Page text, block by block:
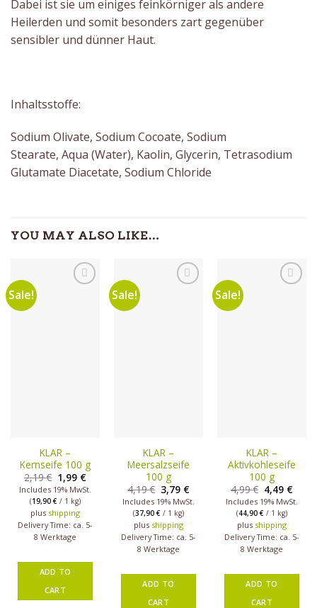
Dabei ist sie um einiges feinkörniger als andere
Heilerden und somit besonders zart gegenüber
sensibler und dünner Haut.
Inhaltsstoffe:
Sodium Olivate, Sodium Cocoate, Sodium
Stearate, Aqua (Water), Kaolin, Glycerin, Tetrasodium
Glutamate Diacetate, Sodium Chloride
YOU MAY ALSO LIKE…
Sale!
KLAR –
Kernseife 100 g
2,19€ 1,99 €
Includes 19% MwSt.
(19,90 € / 1 kg)
plus shipping
Delivery Time: ca. 5-
8 Werktage
ADD TO
CART
Sale!
KLAR –
Meersalzseife
100 g
4,19€ 3,79 €
Includes 19% MwSt.
(37,90 € / 1 kg)
plus shipping
Delivery Time: ca. 5-
8 Werktage
ADD TO
CART
Sale!
KLAR –
Aktivkohleseife
100 g
4,99€ 4,49 €
Includes 19% MwSt.
(44,90 € / 1 kg)
plus shipping
Delivery Time: ca. 5-
8 Werktage
ADD TO
CART